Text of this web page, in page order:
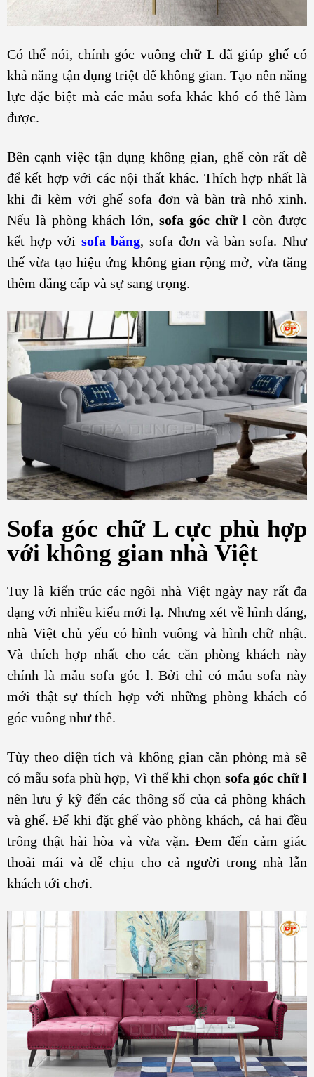
Có thể nói, chính góc vuông chữ L đã giúp ghế có
khả năng tận dụng triệt để không gian. Tạo nên năng
lực đặc biệt mà các mẫu sofa khác khó có thể làm
được.
Bên cạnh việc tận dụng không gian, ghế còn rất dễ
để kết hợp với các nội thất khác. Thích hợp nhất là
khi đi kèm với ghế sofa đơn và bàn trà nhỏ xinh.
Nếu là phòng khách lớn, sofa góc chữ lcòn được
kết hợp với sofa băng, sofa đơn và bàn sofa. Như
thế vừa tạo hiệu ứng không gian rộng mở, vừa tăng
thêm đẳng cấp và sự sang trọng.
Sofa góc chữ L cực phù hợp
với không gian nhà Việt
Tuy là kiến trúc các ngôi nhà Việt ngày nay rất đa
dạng với nhiều kiểu mới lạ. Nhưng xét về hình dáng,
nhà Việt chủ yếu có hình vuông và hình chữ nhật.
Và thích hợp nhất cho các căn phòng khách này
chính là mẫu sofa góc l. Bởi chỉ có mẫu sofa này
mới thật sự thích hợp với những phòng khách có
góc vuông như thế.
Tùy theo diện tích và không gian căn phòng mà sẽ
có mẫu sofa phù hợp, Vì thế khi chọn sofa góc chữ l
nên lưu ý kỹ đến các thông số của cả phòng khách
và ghế. Để khi đặt ghế vào phòng khách, cả hai đều
trông thật hài hòa và vừa vặn. Đem đến cảm giác
thoải mái và dễ chịu cho cả người trong nhà lẫn
khách tới chơi.